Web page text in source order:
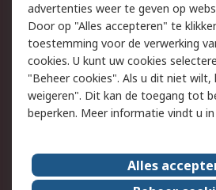
Wettelijk
Cookiebeleid
Privacybeleid
Algemene
verkoopvoorwaarden
Over RS
advertenties weer te geven op
Door op "Alles accepteren" te
toestemming voor de verwerking
cookies. U kunt uw cookies
"Beheer cookies". Als u dit niet wilt,
weigeren". Dit kan de toegang tot
beperken. Meer informatie vindt u in
Alles